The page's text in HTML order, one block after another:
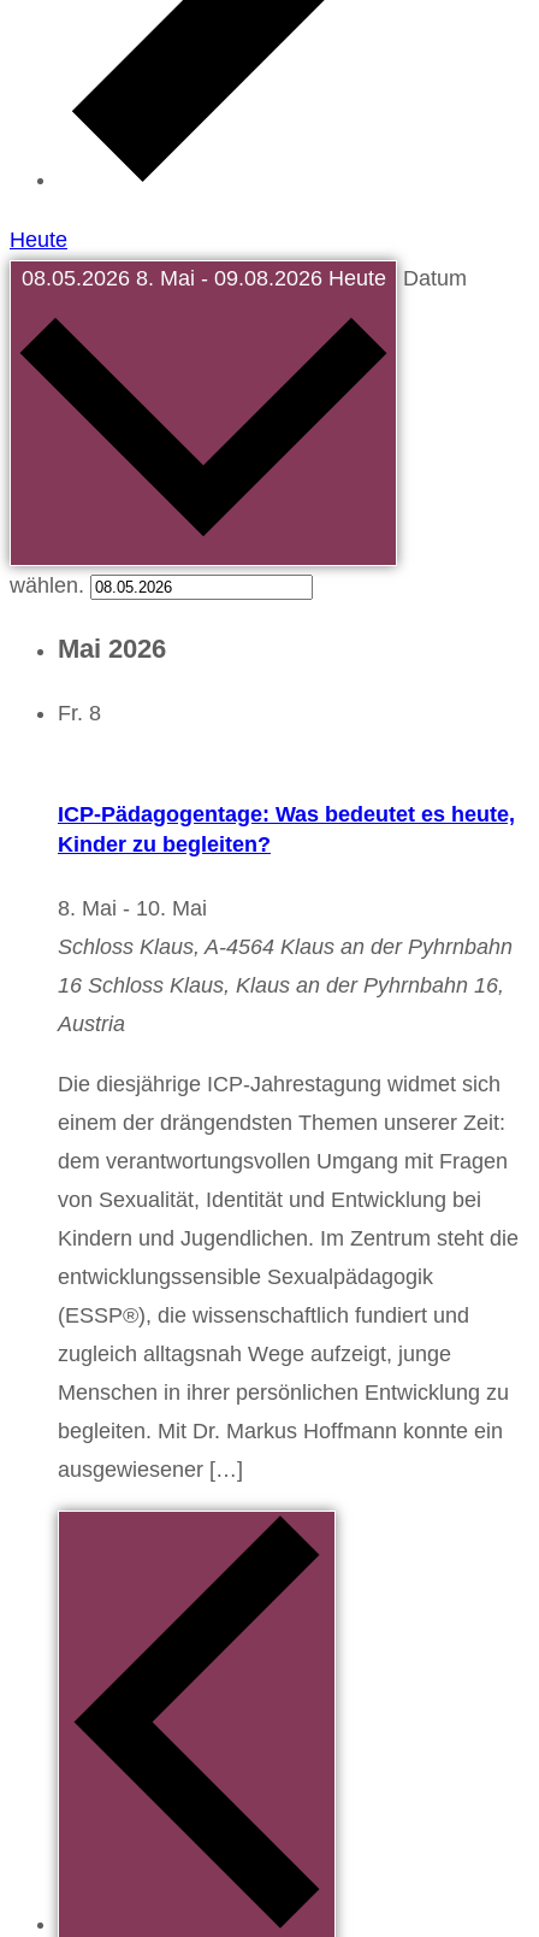
Heute
08.05.2026 8. Mai - 09.08.2026 Heute Datum
wählen.
Mai 2026
Fr. 8
ICP-Pädagogentage: Was bedeutet es heute,
Kinder zu begleiten?
8. Mai - 10. Mai
Schloss Klaus, A-4564 Klaus an der Pyhrnbahn
16 Schloss Klaus, Klaus an der Pyhrnbahn 16,
Austria
Die diesjährige ICP-Jahrestagung widmet sich
einem der drängendsten Themen unserer Zeit:
dem verantwortungsvollen Umgang mit Fragen
von Sexualität, Identität und Entwicklung bei
Kindern und Jugendlichen. Im Zentrum steht die
entwicklungssensible Sexualpädagogik
(ESSP®), die wissenschaftlich fundiert und
zugleich alltagsnah Wege aufzeigt, junge
Menschen in ihrer persönlichen Entwicklung zu
begleiten. Mit Dr. Markus Hoffmann konnte ein
ausgewiesener […]